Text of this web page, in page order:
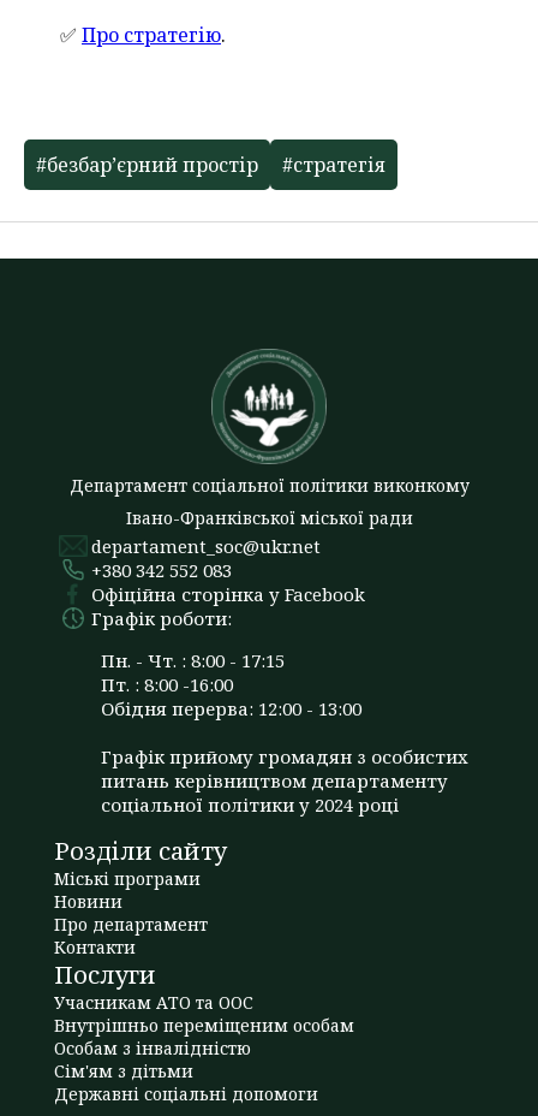
✅️ Про стратегію.
#безбар’єрний простір #стратегія
Департамент соціальної політики виконкому
Івано-Франківської міської ради
departament_soc@ukr.net
+380 342 552 083
Офіційна сторінка у Facebook
Графік роботи:
Пн. - Чт. : 8:00 - 17:15
Пт. : 8:00 -16:00
Обідня перерва: 12:00 - 13:00
Графік прийому громадян з особистих
питань керівництвом департаменту
соціальної політики у 2024 році
Розділи сайту
Міські програми
Новини
Про департамент
Контакти
Послуги
Учасникам АТО та ООС
Внутрішньо переміщеним особам
Особам з інвалідністю
Сім'ям з дітьми
Державні соціальні допомоги